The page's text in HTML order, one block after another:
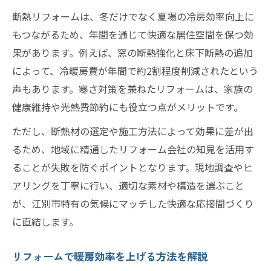
断熱リフォームは、冬だけでなく夏場の冷房効率向上に
もつながるため、年間を通じて快適な居住空間を保つ効
果があります。例えば、窓の断熱強化と床下断熱の追加
によって、冷暖房費が年間で約2割程度削減されたという
声もあります。寒さ対策を兼ねたリフォームは、家族の
健康維持や光熱費節約にも役立つ点がメリットです。
ただし、断熱材の選定や施工方法によって効果に差が出
るため、地域に精通したリフォーム会社の知見を活用す
ることが失敗を防ぐポイントとなります。現地調査やヒ
アリングを丁寧に行い、適切な素材や構造を選ぶこと
が、江別市特有の気候にマッチした快適な応接間づくり
に直結します。
リフォームで暖房効率を上げる方法を解説